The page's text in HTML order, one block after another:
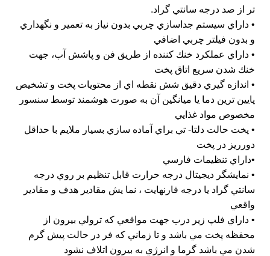
تر از صد درجه سانتي گراد.
• داراي سيستم جداسازي چربي بدون نياز به تعمير و نگهداري
و بدون فيلتر چربي اضافي
• داراي عملكرد خنك كننده از طريق فن و پاشش آب، جهت
خنك شدن سريع اتاق پخت
• اندازه گيري دقيق شش نقطه اي از محتويات پخت و تشخيص
پايين ترين دما يا ميانگين آن به صورت هوشمند توسط سنسور
مخصوص مواد غذايي
• پخت حالت دلتا- تي براي آماده سازي بسيار ملايم با حداقل
دورريز در پخت
•داراي تنظيمات فارسي
• نمايشگر ديجيتال درجه حرارت قابل تنظيم بر روي درجه
سانتي گراد يا درجه فارنهايت ، نما يش مقادير هدف و مقادير
واقعي
• داراي فلپ زير درب جهت مواقعي كه ترولي بيرون از
محفظه پخت مي باشد و تا زماني كه فر در حالت پيش گرم
شدن مي باشد گرما و انرژي به بيرون اتلاف نشود